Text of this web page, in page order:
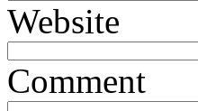
Website
Comment